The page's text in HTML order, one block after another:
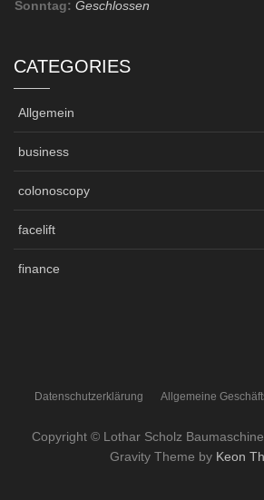
Sonntag: Geschlossen
CATEGORIES
Allgemein
business
colonoscopy
facelift
finance
Datenschutzerklärung Allgemeine
Copyright © Lothar Scholz
Gravity Theme by Keon